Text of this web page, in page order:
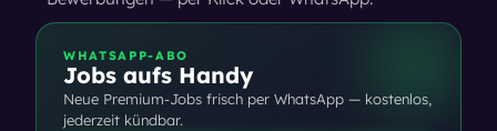
WHATSAPP-ABO
Jobs aufs Handy
Neue Premium-Jobs frisch per WhatsApp — kostenlos,
jederzeit kündbar.